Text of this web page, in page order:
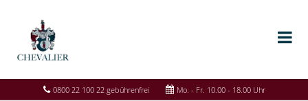
0800 22 100 22 gebührenfrei Mo. - Fr. 10.00 - 18.00 Uhr